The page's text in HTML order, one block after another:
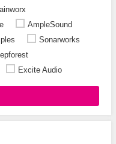
AmpleSound
Sonarworks
Excite Audio